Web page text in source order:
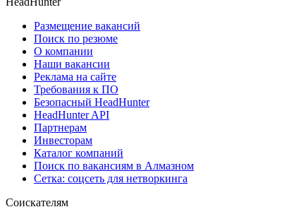
Размещение вакансий
Поиск по резюме
О компании
Наши вакансии
Реклама на сайте
Требования к ПО
Безопасный HeadHunter
HeadHunter API
Партнерам
Инвесторам
Каталог компаний
Поиск по вакансиям в Алмазном
Сетка: соцсеть для нетворкинга
Соискателям